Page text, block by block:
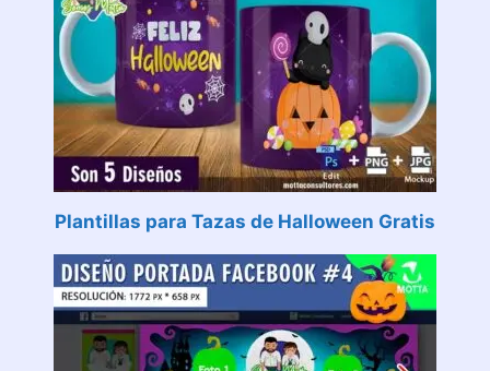
Plantillas para Tazas de Halloween Gratis